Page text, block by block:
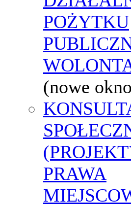
POŻYTKU
(nowe
PRAWA